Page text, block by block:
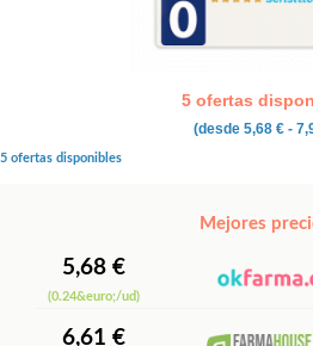
5 ofertas
(desde 5,68 € -
5 ofertas disponibles
Mejores
5,68 €
(0.24&euro;/ud)
6,61 €